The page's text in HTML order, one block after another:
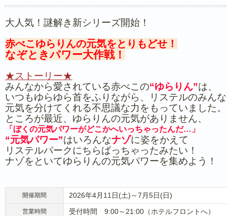
大人気！謎解き新シリーズ開始！
赤べこゆらりんの元気をとりもどせ！
なぞときパワー大作戦！
★ストーリー★
みんなから愛されている赤べこの“ゆらりん”は、
いつもゆらゆら首をふりながら、リステルのみん
元気を分けてくれる不思議な力をもっていました。
ところが最近、ゆらりんの元気がありません、
「ぼくの元気パワーがどこかへいっちゃったんだ…」
“元気パワー”はいろんなナゾに姿をかえて
リステルパークにちらばっちゃったみたい！
ナゾをといてゆらりんの元気パワーを集めよう！
開催期間 2026年4月11日(土)～7月5日(日)
営業時間 受付時間 9:00～21:00（ホテルフロントへ）